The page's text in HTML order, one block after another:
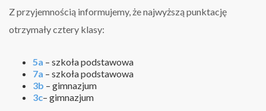
Z przyjemnością informujemy, że najwyższą punktację
otrzymały cztery klasy:
5a – szkoła podstawowa
7a – szkoła podstawowa
3b – gimnazjum
3c– gimnazjum